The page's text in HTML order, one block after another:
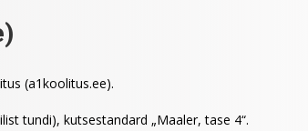
(a1koolitus.ee).
tundi), kutsestandard „Maaler, tase 4“.